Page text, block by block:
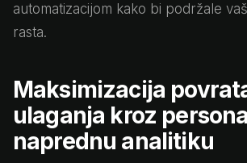
automatizacijom kako bi podržale
rasta.
Maksimizacija
ulaganja kroz
naprednu analitiku